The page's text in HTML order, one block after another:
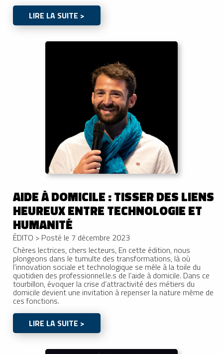
LIRE LA SUITE >
AIDE À DOMICILE : TISSER DES LIENS
HEUREUX ENTRE TECHNOLOGIE ET
HUMANITÉ
ÉDITO > Posté le 7 décembre 2023
Chères lectrices, chers lecteurs, En cette édition, nous
plongeons dans le tumulte des transformations, là où
l’innovation sociale et technologique se mêle à la toile du
quotidien des professionnel.le.s de l’aide à domicile. Dans ce
tourbillon, évoquer la crise d’attractivité des métiers du
domicile devient une invitation à repenser la nature même de
ces fonctions.
LIRE LA SUITE >